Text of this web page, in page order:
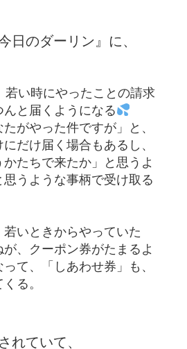
日のダーリン』に、
若い時にやったことの請求
と届くようになる
がやった件ですが」と、
だけ届く場合もあるし、
かたちで来たか」と思うよ
うような事柄で受け取る
いときからやっていた
が、クーポン券がたまるよ
て、「しあわせ券」も、
る。
れていて、